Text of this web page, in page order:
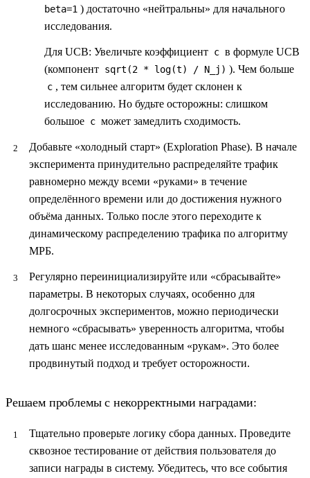
beta=1 ) достаточно «нейтральны» для начального
исследования.
Для UCB: Увеличьте коэффициент c в формуле UCB
(компонент sqrt(2 * log(t) / N_j) ). Чем больше
c , тем сильнее алгоритм будет склонен к
исследованию. Но будьте осторожны: слишком
большое c может замедлить сходимость.
Добавьте «холодный старт» (Exploration Phase). В начале
эксперимента принудительно распределяйте трафик
равномерно между всеми «руками» в течение
определённого времени или до достижения нужного
объёма данных. Только после этого переходите к
динамическому распределению трафика по алгоритму
МРБ.
Регулярно переинициализируйте или «сбрасывайте»
параметры. В некоторых случаях, особенно для
долгосрочных экспериментов, можно периодически
немного «сбрасывать» уверенность алгоритма, чтобы
дать шанс менее исследованным «рукам». Это более
продвинутый подход и требует осторожности.
Решаем проблемы с некорректными наградами:
Тщательно проверьте логику сбора данных. Проведите
сквозное тестирование от действия пользователя до
записи награды в систему. Убедитесь, что все события